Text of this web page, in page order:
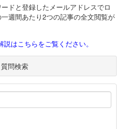
ドと登録したメールアドレスでロ
週間あたり2つの記事の全文閲覧が
はこちらをご覧ください。
質問検索